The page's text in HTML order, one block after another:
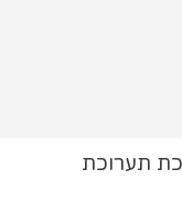
תערוכת